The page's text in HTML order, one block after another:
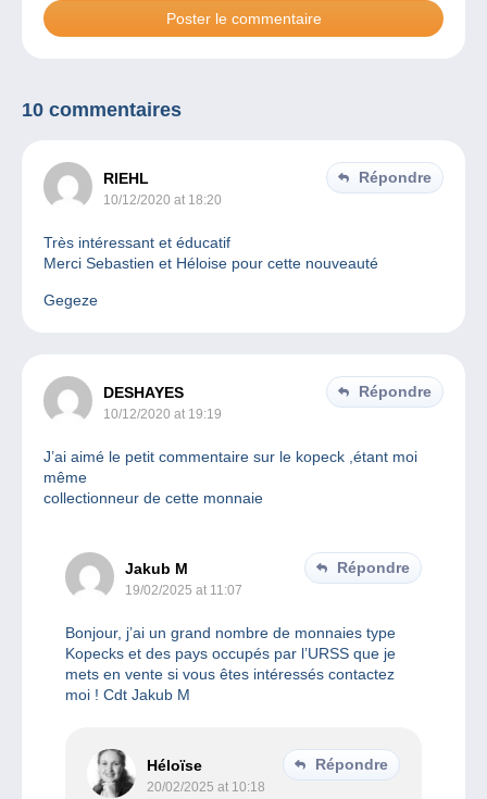
10 commentaires
RIEHL
10/12/2020 at 18:20
Répondre
Très intéressant et éducatif
Merci Sebastien et Héloise pour cette nouveauté
Gegeze
DESHAYES
10/12/2020 at 19:19
Répondre
J’ai aimé le petit commentaire sur le kopeck ,étant moi
même
collectionneur de cette monnaie
Jakub M
19/02/2025 at 11:07
Répondre
Bonjour, j’ai un grand nombre de monnaies type
Kopecks et des pays occupés par l’URSS que je
mets en vente si vous êtes intéressés contactez
moi ! Cdt Jakub M
Héloïse
20/02/2025 at 10:18
Répondre